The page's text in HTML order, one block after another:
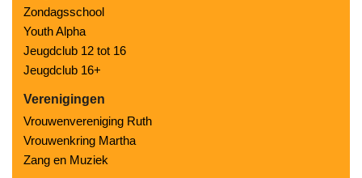
Zondagsschool
Youth Alpha
Jeugdclub 12 tot 16
Jeugdclub 16+
Verenigingen
Vrouwenvereniging Ruth
Vrouwenkring Martha
Zang en Muziek